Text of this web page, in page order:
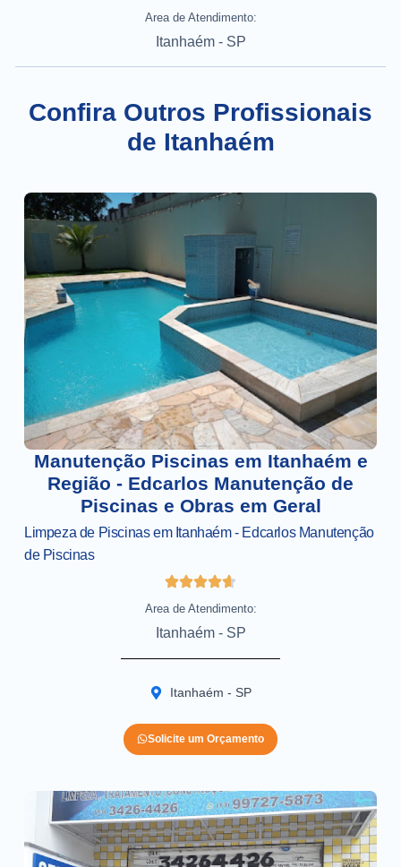
Area de Atendimento:
Itanhaém - SP
Confira Outros Profissionais
de Itanhaém
Manutenção Piscinas em Itanhaém e
Região - Edcarlos Manutenção de
Piscinas e Obras em Geral
Limpeza de Piscinas em Itanhaém - Edcarlos Manutenção
de Piscinas
Area de Atendimento:
Itanhaém - SP
Itanhaém - SP
Solicite um Orçamento